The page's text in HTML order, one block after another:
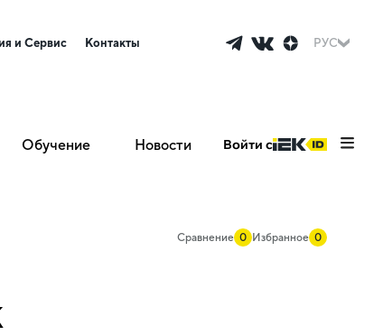
и Сервис Контакты РУС
Обучение Новости Войти с
Сравнение 0 Избранное 0